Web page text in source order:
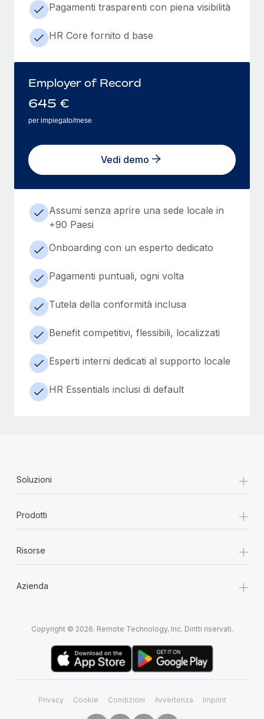
Pagamenti trasparenti con piena visibilità
HR Core fornito d base
Employer of Record
645 €
per impiegato/mese
Vedi demo
Assumi senza aprire una sede locale in
+90 Paesi
Onboarding con un esperto dedicato
Pagamenti puntuali, ogni volta
Tutela della conformità inclusa
Benefit competitivi, flessibili, localizzati
Esperti interni dedicati al supporto locale
HR Essentials inclusi di default
Soluzioni +
Prodotti +
Risorse +
Azienda +
Copyright © 2026. Remote Technology, Inc. Diritti riservati.
Privacy Cookie Condizioni Avvertenza Imprint